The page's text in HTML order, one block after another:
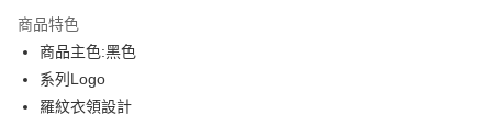
街口支付
悠遊付
商品特色
商品主色:黑色
系列Logo
羅紋衣領設計